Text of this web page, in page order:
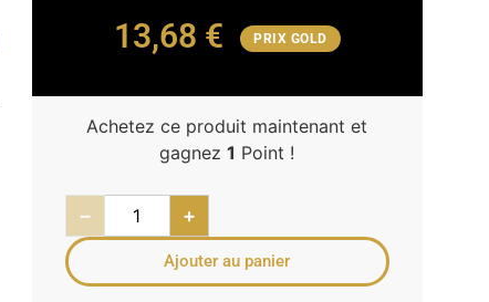
13,68 € PRIX GOLD
Achetez ce produit maintenant et
gagnez1 Point !
− +
Ajouter au panier